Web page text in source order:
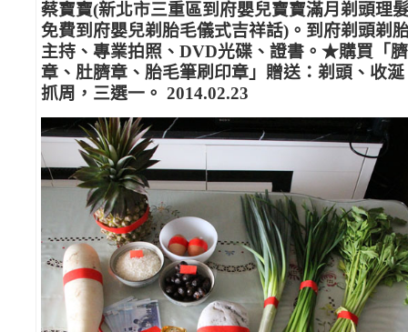
蔡寶寶(新北市三重區到府嬰兒寶寶滿月剃頭理
免費到府嬰兒剃胎毛儀式吉祥話)。到府剃頭剃
主持、專業拍照、DVD光碟、證書。★購買「
章、肚臍章、胎毛筆刷印章」贈送：剃頭、收涎
抓周，三選一。 2014.02.23